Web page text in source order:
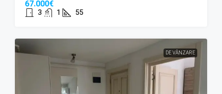
67.000€
3 1 55
DE VÂNZARE